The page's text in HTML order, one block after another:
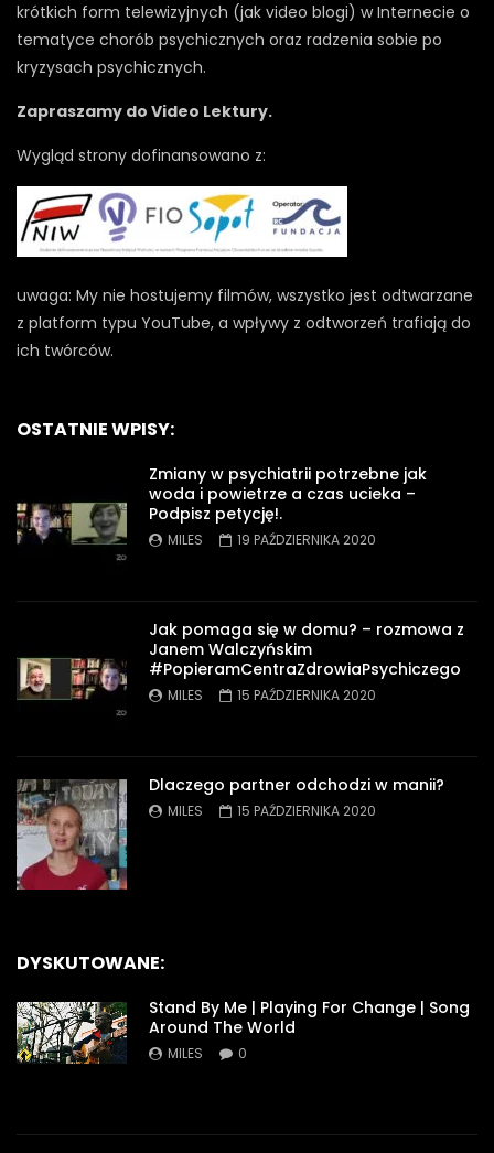
krótkich form telewizyjnych (jak video blogi) w Internecie o
tematyce chorób psychicznych oraz radzenia sobie po
kryzysach psychicznych.
Zapraszamy do Video Lektury.
Wygląd strony dofinansowano z:
uwaga: My nie hostujemy filmów, wszystko jest odtwarzane
z platform typu YouTube, a wpływy z odtworzeń trafiają do
ich twórców.
OSTATNIE WPISY:
Zmiany w psychiatrii potrzebne jak
woda i powietrze a czas ucieka –
Podpisz petycję!.
MILES 19 PAŹDZIERNIKA 2020
Jak pomaga się w domu? – rozmowa z
Janem Walczyńskim
#PopieramCentraZdrowiaPsychiczego
MILES 15 PAŹDZIERNIKA 2020
Dlaczego partner odchodzi w manii?
MILES 15 PAŹDZIERNIKA 2020
DYSKUTOWANE:
Stand By Me | Playing For Change | Song
Around The World
MILES 0